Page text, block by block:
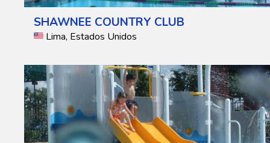
SHAWNEE COUNTRY CLUB
Lima, Estados Unidos